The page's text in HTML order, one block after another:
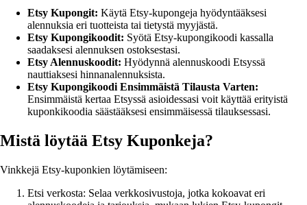
Etsy Kupongit: Käytä Etsy-kupongeja hyödyntääksesi
alennuksia eri tuotteista tai tietystä myyjästä.
Etsy Kupongikoodit: Syötä Etsy-kupongikoodi kassalla
saadaksesi alennuksen ostoksestasi.
Etsy Alennuskoodit: Hyödynnä alennuskoodi Etsyssä
nauttiaksesi hinnanalennuksista.
Etsy Kupongikoodi Ensimmäistä Tilausta Varten:
Ensimmäistä kertaa Etsyssä asioidessasi voit käyttää erityistä
kuponkikoodia säästääksesi ensimmäisessä tilauksessasi.
Mistä löytää Etsy Kuponkeja?
Vinkkejä Etsy-kuponkien löytämiseen:
Etsi verkosta: Selaa verkkosivustoja, jotka kokoavat eri